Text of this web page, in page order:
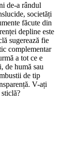
de-a rândul
societăți
făcute din
depline este
sugerează fie
complementar
a tot ce e
de humă sau
de tip
V-ați